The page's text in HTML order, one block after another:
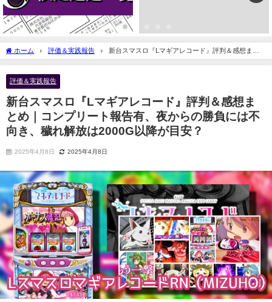
ホーム 評価＆実践報告
新台スマスロ『Lマギアレコード』評判＆感想まと
め｜コンプリート報告有、夜からの勝負には不向き、穢れ解放は2000G以降が目安？
評価＆実践報告
新台スマスロ『Lマギアレコード』評判＆感想ま
とめ｜コンプリート報告有、夜からの勝負には不
向き、穢れ解放は2000G以降が目安？
2025年4月8日 2025年4月8日